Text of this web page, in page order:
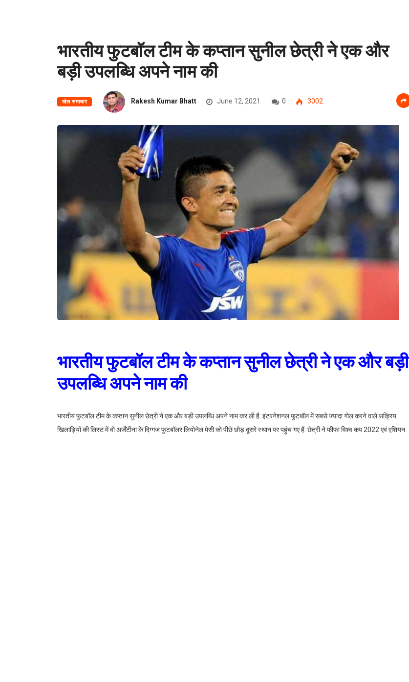
भारतीय फुटबॉल टीम के कप्तान सुनील छेत्री ने एक और
बड़ी उपलब्धि अपने नाम की
खेल समाचार Rakesh Kumar Bhatt June 12, 2021 0 3002
भारतीय फुटबॉल टीम के कप्तान सुनील छेत्री ने एक और बड़ी
उपलब्धि अपने नाम की
भारतीय फुटबॉल टीम के कप्तान सुनील छेत्री ने एक और बड़ी उपलब्धि अपने नाम कर ली है. इंटरनेशनल फुटबॉल में सबसे ज्यादा गोल करने वाले सक्रिय
खिलाड़ियों की लिस्ट में वो अर्जेंटीना के दिग्गज फुटबॉलर लियोनेल मेसी को पीछे छोड़ दूसरे स्थान पर पहुंच गए हैं. छेत्री ने फीफा विश्व कप 2022 एवं एशियन